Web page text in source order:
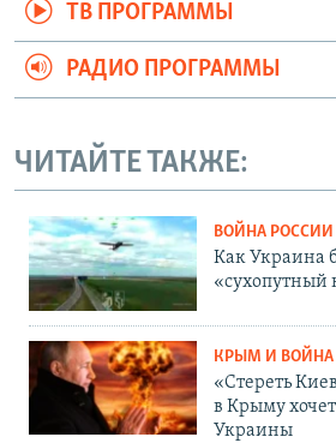
ТВ ПРОГРАММЫ
РАДИО ПРОГРАММЫ
ЧИТАЙТЕ ТАКЖЕ:
ВОЙНА
Как Украина
«сухопутный
КРЫМ И ВОЙНА
«Стереть
в Крыму
Украины